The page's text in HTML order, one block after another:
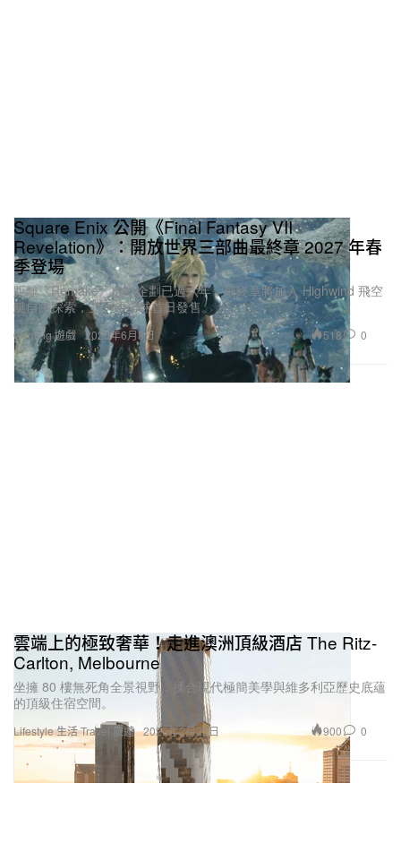
Gaming 遊戲
Square Enix 公開《Final Fantasy VII
Revelation》：開放世界三部曲最終章 2027 年春
季登場
距離《Remake》啟動企劃已過六年，最終章將加入 Highwind 飛空
艇自由探索，並同步全球首日發售。
2026年6月8日 518 0
Lifestyle 生活Travel 旅遊
雲端上的極致奢華！走進澳洲頂級酒店 The Ritz-
Carlton, Melbourne
坐擁 80 樓無死角全景視野，揉合現代極簡美學與維多利亞歷史底蘊
的頂級住宿空間。
2026年2月25日 900 0